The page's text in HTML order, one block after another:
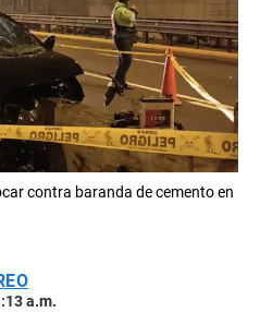
contra baranda de cemento en
a.m.